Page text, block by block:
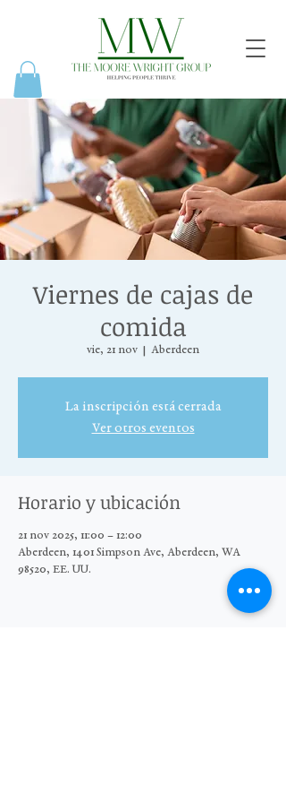
Viernes de cajas de
comida
vie, 21 nov
  |
Aberdeen
La inscripción está cerrada
Ver otros eventos
Horario y ubicación
21 nov 2025, 11:00 – 12:00
Aberdeen, 1401 Simpson Ave, Aberdeen, WA
98520, EE. UU.